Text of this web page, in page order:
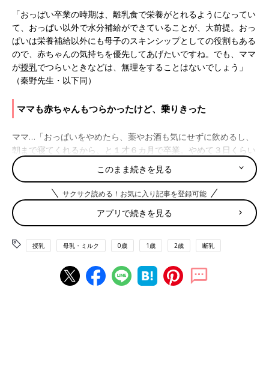
「おっぱい卒業の時期は、離乳食で栄養がとれるようになってい
て、おっぱい以外で水分補給ができていることが、大前提。おっ
ぱいは栄養補給以外にも母子のスキンシップとしての役割もある
ので、赤ちゃんの気持ちを優先してあげたいですね。でも、ママ
が授乳でつらいときなどは、無理をすることはないでしょう」
（秦野先生・以下同）
ママも赤ちゃんもつらかったけど、乗りきった
ママ…「おっぱいをやめたら、薬やお酒も気にせずに飲めるし、
朝まで寝てくれるから、と １才 ６カ月で卒業。やめて３日くらい
は、大泣きされるし、私自身も胸が張って痛かったですが、なん
とか乗りきりました」
秦野先生…「ママが決めておっぱいをやめる“断乳”で大事なの
は、ママの強い意志。しばらく赤ちゃんは泣いて『飲みたい』と
訴えることが多いでしょう。それは当然なこと。泣かせるのはか
わいそう、と断念したら、いつまでも断乳できませんし、何度も
赤ちゃんを泣かせてしまうことに。心を強く持つことが大事なん
です。そして、断乳は赤ちゃんだけでなく、実は、ママ自身もつ
らい。おっぱいが張って、乳房が痛くなりますしね。『やめ
このまま続きを見る
サクサク読める！お気に入り記事を登録可能
アプリで続きを見る
授乳 母乳・ミルク 0歳 1歳 2歳 断乳